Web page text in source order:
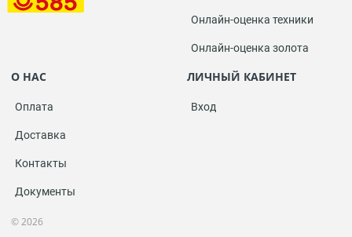
Онлайн-оценка техники
Онлайн-оценка золота
О НАС
Оплата
Доставка
Контакты
Документы
ЛИЧНЫЙ КАБИНЕТ
Вход
© 2026